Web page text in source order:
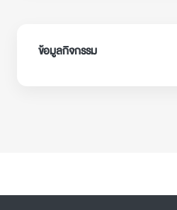
ข้อมูลกิจกรรม